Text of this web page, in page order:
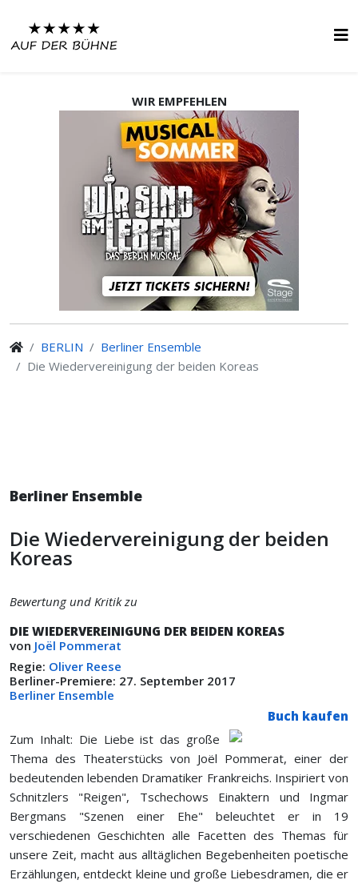
WIR EMPFEHLEN
BERLIN
Berliner Ensemble
Die Wiedervereinigung der beiden Koreas
Berliner Ensemble
Die Wiedervereinigung der beiden
Koreas
Bewertung und Kritik zu
DIE WIEDERVEREINIGUNG DER BEIDEN KOREAS
von Joël Pommerat
Regie: Oliver Reese
Berliner-Premiere: 27. September 2017
Berliner Ensemble
Buch kaufen
Zum Inhalt: Die Liebe ist das große
Thema des Theaterstücks von Joël Pommerat, einer der
bedeutenden lebenden Dramatiker Frankreichs. Inspiriert von
Schnitzlers "Reigen", Tschechows Einaktern und Ingmar
Bergmans "Szenen einer Ehe" beleuchtet er in 19
verschiedenen Geschichten alle Facetten des Themas für
unsere Zeit, macht aus alltäglichen Begebenheiten poetische
Erzählungen, entdeckt kleine und große Liebesdramen, die er